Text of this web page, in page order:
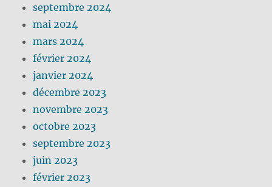
septembre 2024
mai 2024
mars 2024
février 2024
janvier 2024
décembre 2023
novembre 2023
octobre 2023
septembre 2023
juin 2023
février 2023